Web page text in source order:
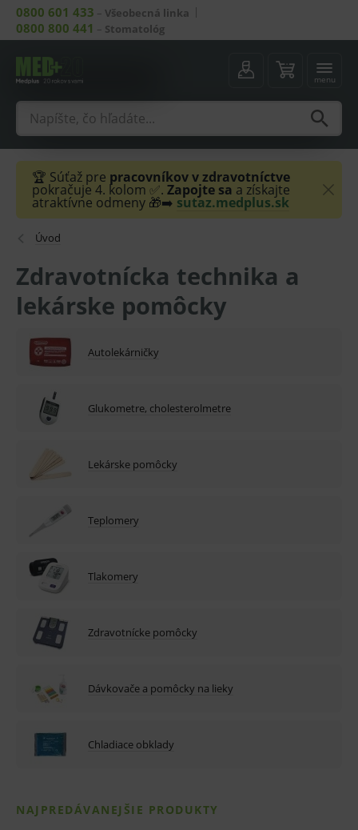
0800 601 433 – Všeobecná linka
0800 800 441 – Stomatológ
menu
🏆 Súťaž pre pracovníkov v zdravotníctve
pokračuje 4. kolom ✅. Zapojte sa a získajte
atraktívne odmeny 🎁➡️ sutaz.medplus.sk
Úvod
Zdravotnícka technika a
lekárske pomôcky
Autolekárničky
Glukometre, cholesterolmetre
Lekárske pomôcky
Teplomery
Tlakomery
Zdravotnícke pomôcky
Dávkovače a pomôcky na lieky
Chladiace obklady